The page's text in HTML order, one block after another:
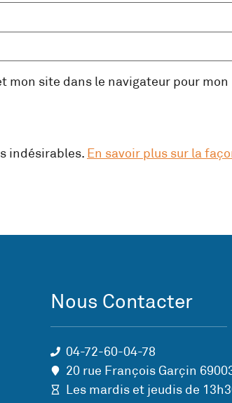
mon site dans le navigateur pour
indésirables. En savoir plus sur la
Nous Contacter
04-72-60-04-78
20 rue François Garçin
Les mardis et jeudis de